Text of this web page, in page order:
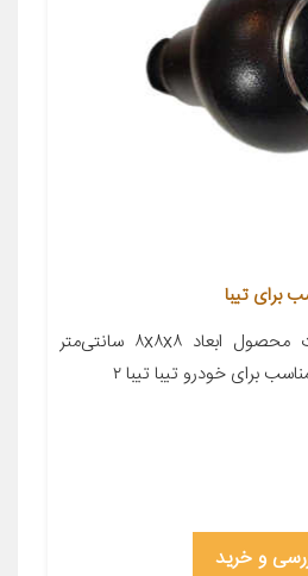
معرفی محصول جزئیات محصول ابعاد ۸x۸x۸ سانتی‌متر
برای خودرو تیبا تیبا ۲
و خرید